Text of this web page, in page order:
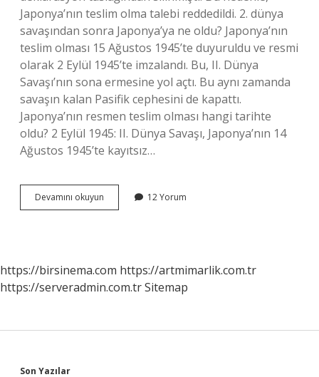
Japonya’nın teslim olma talebi reddedildi. 2. dünya
savaşından sonra Japonya’ya ne oldu? Japonya’nın
teslim olması 15 Ağustos 1945’te duyuruldu ve resmi
olarak 2 Eylül 1945’te imzalandı. Bu, II. Dünya
Savaşı’nın sona ermesine yol açtı. Bu aynı zamanda
savaşın kalan Pasifik cephesini de kapattı.
Japonya’nın resmen teslim olması hangi tarihte
oldu? 2 Eylül 1945: II. Dünya Savaşı, Japonya’nın 14
Ağustos 1945’te kayıtsız…
Devamını okuyun
Dünya
Oldu
12 Yorum
https://birsinema.com https://artmimarlik.com.tr
https://serveradmin.com.trSitemap
Son Yazılar